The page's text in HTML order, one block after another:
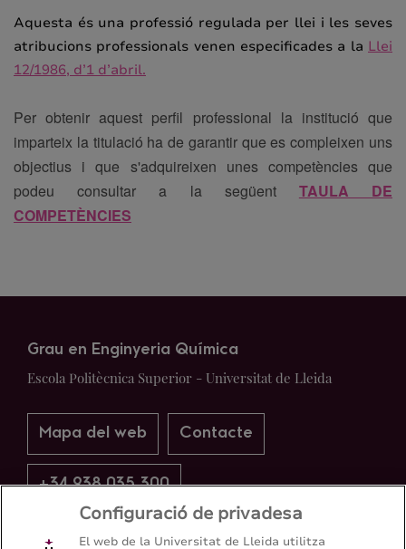
Aquesta és una professió regulada per llei i les seves
atribucions professionals venen especificades a la Llei
12/1986, d’1 d’abril.
Per obtenir aquest perfil professional la institució que
imparteix la titulació ha de garantir que es compleixen uns
objectius i que s'adquireixen unes competències que
podeu consultar a la següent TAULA DE
COMPETÈNCIES
Grau en Enginyeria Química
Escola Politècnica Superior - Universitat de Lleida
Mapa del web Contacte
+34 938 035 300
Configuració de privadesa
El web de la Universitat de Lleida utilitza